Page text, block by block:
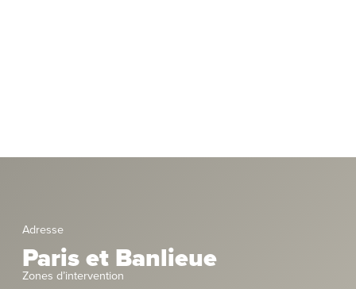
Adresse
Paris et Banlieue
Zones d’intervention